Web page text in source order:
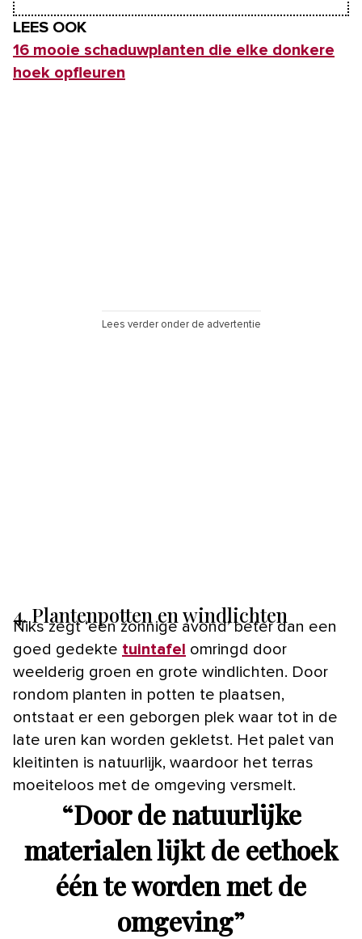
LEES OOK
16 mooie schaduwplanten die elke donkere
hoek opfleuren
Lees verder onder de advertentie
4. Plantenpotten en windlichten
Niks zegt ‘een zonnige avond’ beter dan een
goed gedekte tuintafel omringd door
weelderig groen en grote windlichten. Door
rondom planten in potten te plaatsen,
ontstaat er een geborgen plek waar tot in de
late uren kan worden gekletst. Het palet van
kleitinten is natuurlijk, waardoor het terras
moeiteloos met de omgeving versmelt.
“Door de natuurlijke
materialen lijkt de eethoek
één te worden met de
omgeving”